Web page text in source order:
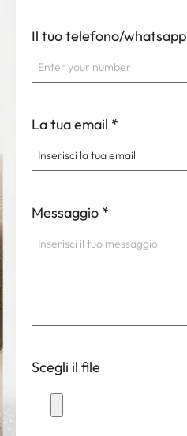
Il tuo telefono/whatsapp
La tua email *
Messaggio *
Scegli il file